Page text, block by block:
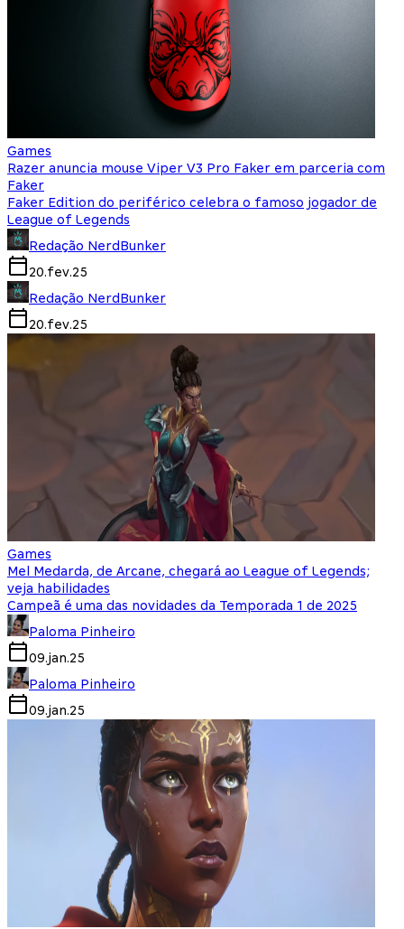
Games
Razer anuncia mouse Viper V3 Pro Faker em parceria com
Faker
Faker Edition do periférico celebra o famoso jogador de
League of Legends
Redação NerdBunker
20.fev.25
Redação NerdBunker
20.fev.25
Games
Mel Medarda, de Arcane, chegará ao League of Legends;
veja habilidades
Campeã é uma das novidades da Temporada 1 de 2025
Paloma Pinheiro
09.jan.25
Paloma Pinheiro
09.jan.25